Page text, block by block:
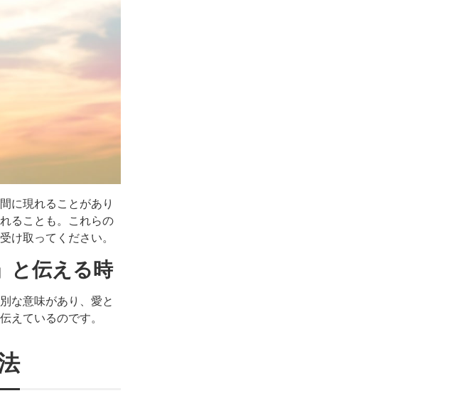
に現れることがあり
ることも。これらの
け取ってください。
と伝える時
な意味があり、愛と
えているのです。